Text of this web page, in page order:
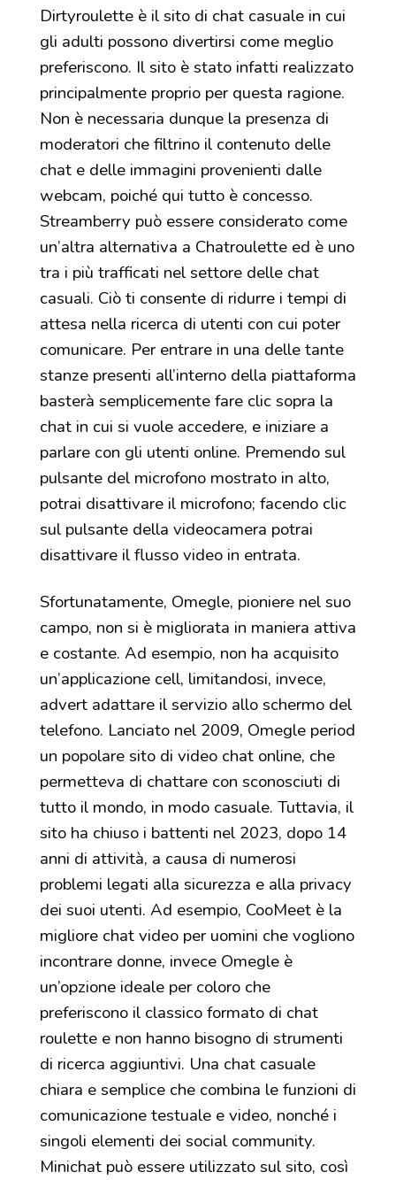
Dirtyroulette è il sito di chat casuale in cui
gli adulti possono divertirsi come meglio
preferiscono. Il sito è stato infatti realizzato
principalmente proprio per questa ragione.
Non è necessaria dunque la presenza di
moderatori che filtrino il contenuto delle
chat e delle immagini provenienti dalle
webcam, poiché qui tutto è concesso.
Streamberry può essere considerato come
un’altra alternativa a Chatroulette ed è uno
tra i più trafficati nel settore delle chat
casuali. Ciò ti consente di ridurre i tempi di
attesa nella ricerca di utenti con cui poter
comunicare. Per entrare in una delle tante
stanze presenti all’interno della piattaforma
basterà semplicemente fare clic sopra la
chat in cui si vuole accedere, e iniziare a
parlare con gli utenti online. Premendo sul
pulsante del microfono mostrato in alto,
potrai disattivare il microfono; facendo clic
sul pulsante della videocamera potrai
disattivare il flusso video in entrata.
Sfortunatamente, Omegle, pioniere nel suo
campo, non si è migliorata in maniera attiva
e costante. Ad esempio, non ha acquisito
un’applicazione cell, limitandosi, invece,
advert adattare il servizio allo schermo del
telefono. Lanciato nel 2009, Omegle period
un popolare sito di video chat online, che
permetteva di chattare con sconosciuti di
tutto il mondo, in modo casuale. Tuttavia, il
sito ha chiuso i battenti nel 2023, dopo 14
anni di attività, a causa di numerosi
problemi legati alla sicurezza e alla privacy
dei suoi utenti. Ad esempio, CooMeet è la
migliore chat video per uomini che vogliono
incontrare donne, invece Omegle è
un’opzione ideale per coloro che
preferiscono il classico formato di chat
roulette e non hanno bisogno di strumenti
di ricerca aggiuntivi. Una chat casuale
chiara e semplice che combina le funzioni di
comunicazione testuale e video, nonché i
singoli elementi dei social community.
Minichat può essere utilizzato sul sito, così